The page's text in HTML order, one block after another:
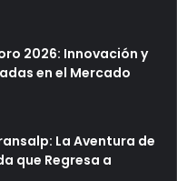
2026: Innovación y
en el Mercado
La Aventura de
que Regresa a